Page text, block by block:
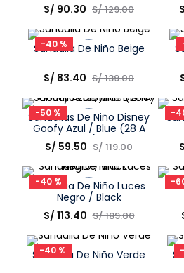
Talla
Elige una opción
S/ 90.30 S/129.00 Talla
-40 %
Talla
Elige una opción
COMPRAR
Sandalia De Niño Beige
S/ 83.40 S/139.00 Talla
-50 %
Elige una opción
COMPRAR
Sandalias De Niño Disney
Goofy Azul / Blue (28 A
38)
S/ 59.50 S/119.00
-
Talla
-40 %
Talla
Elige una opción
Sandalia De Niño Luces
Negro / Black
S/ 113.40 S/189.00
-
-40 %
Sandalia De Niño Verde -